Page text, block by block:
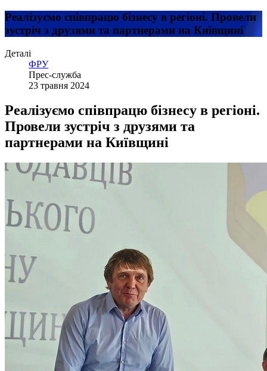
Реалізуємо співпрацю бізнесу в регіоні. Провели
зустріч з друзями та партнерами на Київщині
Деталі
ФРУ
Прес-служба
23 травня 2024
Реалізуємо співпрацю бізнесу в регіоні.
Провели зустріч з друзями та
партнерами на Київщині